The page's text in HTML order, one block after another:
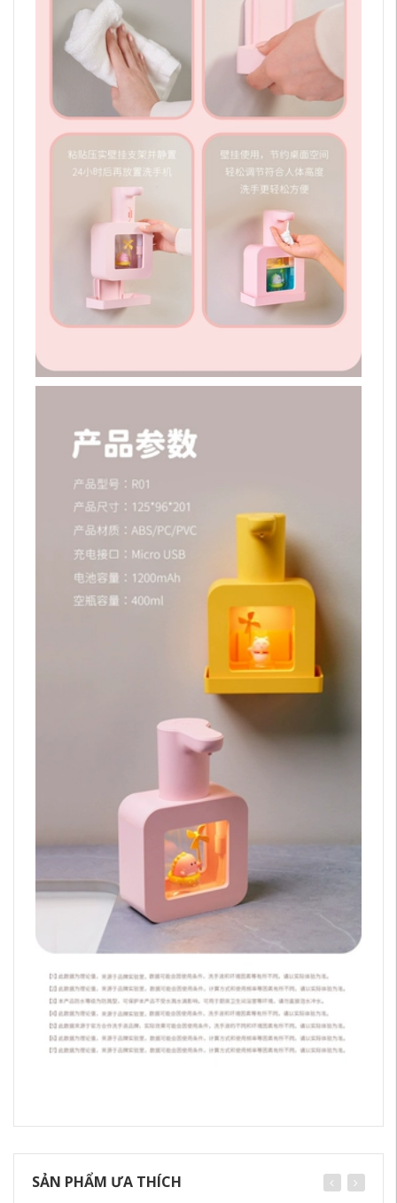
SẢN PHẨM ƯA THÍCH